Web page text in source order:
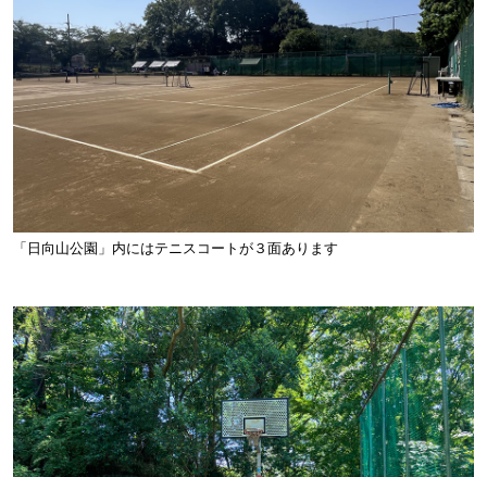
「日向山公園」内にはテニスコートが３面あります